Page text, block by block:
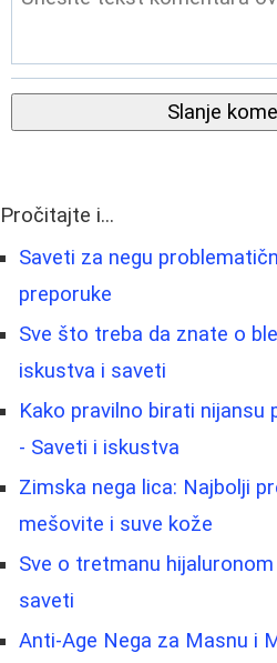
Slanje
Pročitajte i...
Saveti za negu
preporuke
Sve što treba da znate o
iskustva i saveti
Kako pravilno birati nijansu
- Saveti i iskustva
Zimska nega lica: Najbolji
mešovite i suve kože
Sve o tretmanu
saveti
Anti-Age Nega za Masnu i